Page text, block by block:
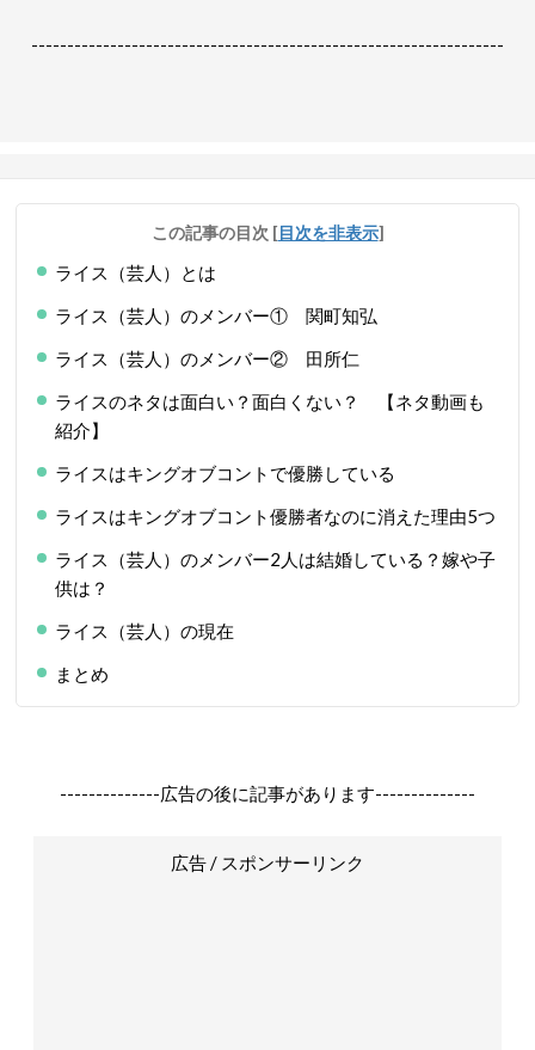
------------------------------------------------------------------
この記事の目次 [目次を非表示]
ライス（芸人）とは
ライス（芸人）のメンバー① 関町知弘
ライス（芸人）のメンバー② 田所仁
ライスのネタは面白い？面白くない？ 【ネタ動画も
紹介】
ライスはキングオブコントで優勝している
ライスはキングオブコント優勝者なのに消えた理由5つ
ライス（芸人）のメンバー2人は結婚している？嫁や子
供は？
ライス（芸人）の現在
まとめ
--------------広告の後に記事があります--------------
広告 / スポンサーリンク